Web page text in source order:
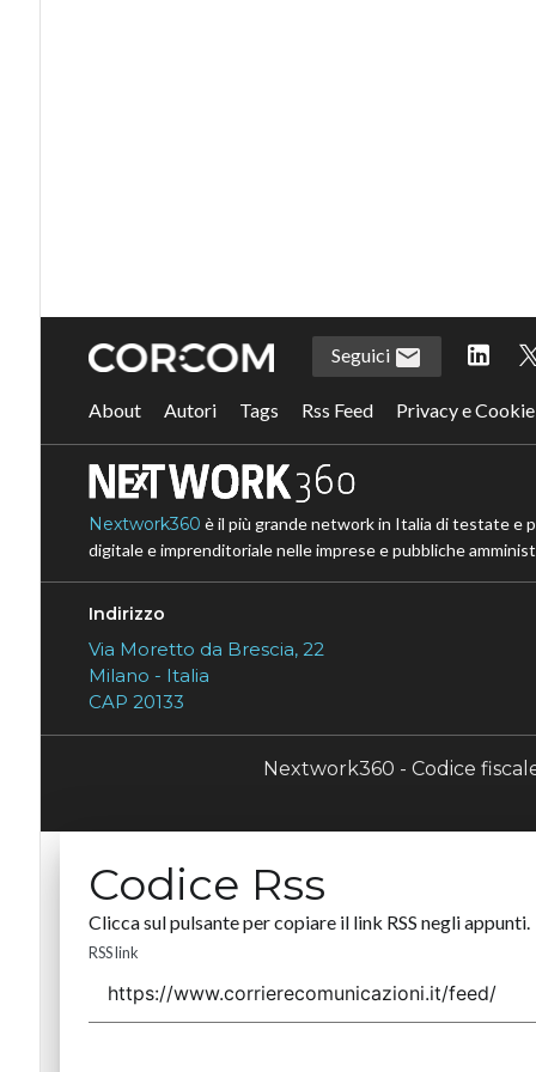
Seguici
About Autori Tags Rss Feed Privacy e
Nextwork360 è il più grande network in Italia di testate e
digitale e imprenditoriale nelle imprese e pubbliche
Indirizzo
Via Moretto da Brescia, 22
Milano - Italia
CAP 20133
Nextwork360 - Codice
Codice Rss
Clicca sul pulsante per copiare il link RSS negli appunti.
RSS link